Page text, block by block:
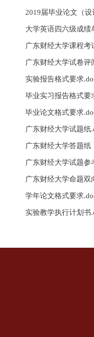
2019届毕业论文（
大学英语四六级成绩
广东财经大学课程考
广东财经大学试卷
实验报告格式要求
毕业实习报告格式要
毕业论文格式要求
广东财经大学试题纸
广东财经大学答题纸
广东财经大学试题参
广东财经大学命题双
学年论文格式要求
实验教学执行计划书